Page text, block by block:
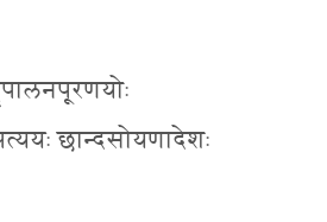
छान्दसोयणादेशः